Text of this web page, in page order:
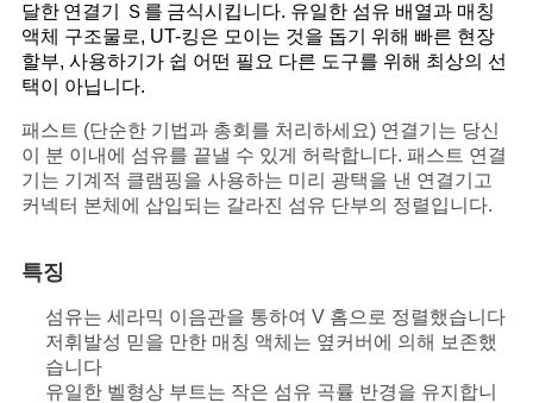
사
이
트
맵
PRIVACY
POLICY
달한 연결기 Ｓ를 금식시킵니다. 유일한 섬유 배열과 매칭
액체 구조물로, UT-킹은 모이는 것을 돕기 위해 빠른 현장
할부, 사용하기가 쉽 어떤 필요 다른 도구를 위해 최상의 선
택이 아닙니다.
패스트 (단순한 기법과 총회를 처리하세요) 연결기는 당신
이 분 이내에 섬유를 끝낼 수 있게 허락합니다. 패스트 연결
기는 기계적 클램핑을 사용하는 미리 광택을 낸 연결기고
커넥터 본체에 삽입되는 갈라진 섬유 단부의 정렬입니다.
특징
섬유는 세라믹 이음관을 통하여 V 홈으로 정렬했습니다
저휘발성 믿을 만한 매칭 액체는 옆커버에 의해 보존했
습니다
유일한 벨형상 부트는 작은 섬유 곡률 반경을 유지합니